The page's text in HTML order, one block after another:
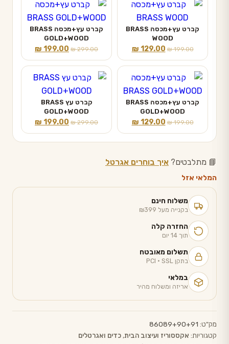
קברט עץ+מכסה BRASS
WOOD
₪199.00
המחיר
המקורי
₪ 199.00.
₪ 129.00
המחיר
הנוכחי
הוא:
קברט עץ+מכסה BRASS
GOLD+WOOD
₪299.00
המחיר
המקורי
₪ 299.00.
₪ 199.00
המחיר
הנוכחי
הוא:
קברט עץ+מכסה BRASS
GOLD+WOOD
₪199.00
המחיר
המקורי
היה:
₪ 129.00
המחיר
הנוכחי
הוא:
קברט עץ BRASS
GOLD+WOOD
₪299.00
המחיר
המקורי
היה:
₪ 199.00
המחיר
הנוכחי
הוא:
📘 מתלבטים? איך בוחרים אגרטל
המלאי אזל
משלוח חינם
בקנייה מעל ₪399
החזרה קלה
תוך 14 יום
תשלום מאובטח
בתקן PCI · SSL
במלאי
אריזה ומשלוח מהיר
מק"ט: 86089+90+91
קטגוריות: אקססוריז ועיצוב הבית, כדים ואגרטלים